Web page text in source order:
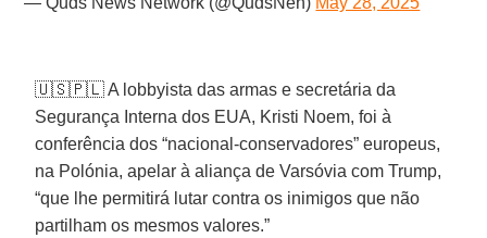
🇺🇸🇵🇱 A lobbyista das armas e secretária da
Segurança Interna dos EUA, Kristi Noem, foi à
conferência dos “nacional-conservadores” europeus,
na Polónia, apelar à aliança de Varsóvia com Trump,
“que lhe permitirá lutar contra os inimigos que não
partilham os mesmos valores.”